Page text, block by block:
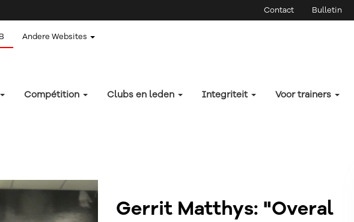
Contact Bulletin
Andere Websites
Compétition Clubs en leden Integriteit Voor trainers
Gerrit Matthys: "Overal